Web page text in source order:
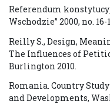
Referendum
Wschodzie” 2000, no. 16-
Reilly S., Design,
The Influences of
Burlington 2010.
Romania. Country
and Developments,